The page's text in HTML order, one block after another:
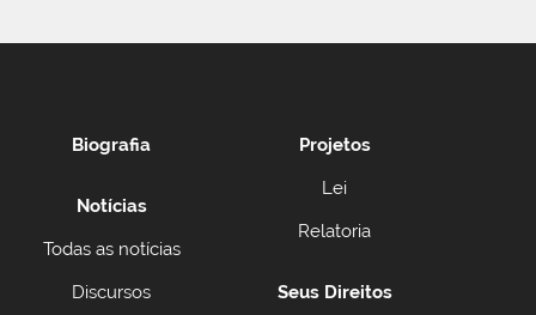
Biografia
Notícias
Todas as notícias
Discursos
Projetos
Lei
Relatoria
Seus Direitos